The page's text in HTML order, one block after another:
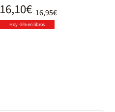
16,95€
16,10€
Hoy -5% en libros